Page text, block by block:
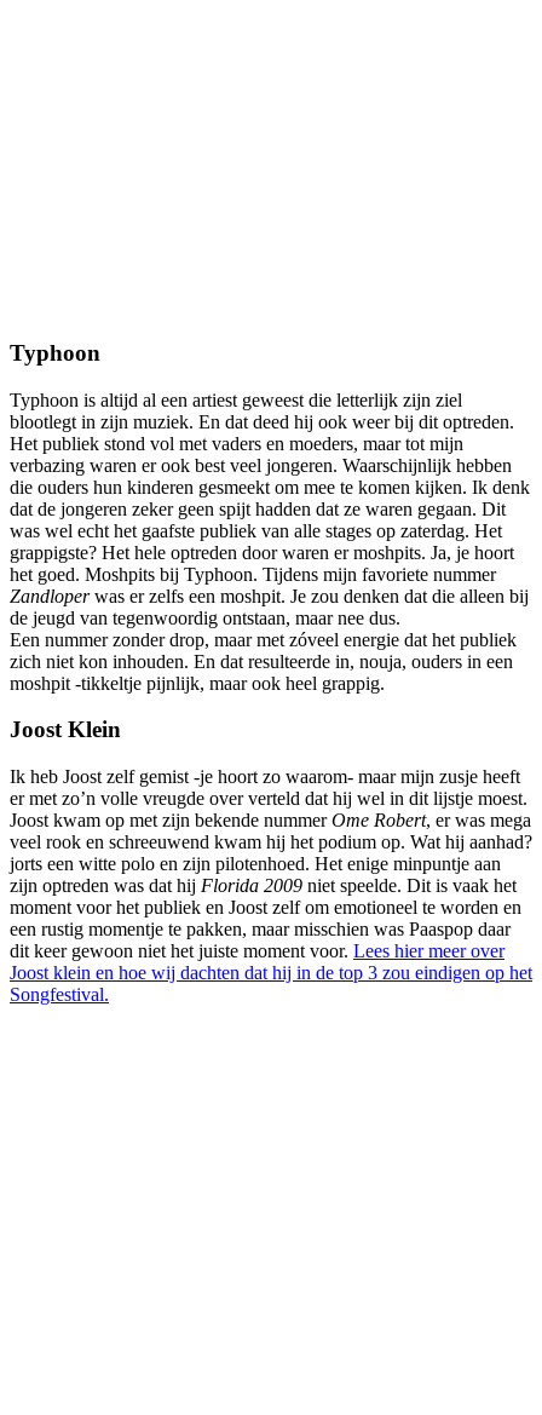
Typhoon
Typhoon is altijd al een artiest geweest die letterlijk zijn ziel
blootlegt in zijn muziek. En dat deed hij ook weer bij dit optreden.
Het publiek stond vol met vaders en moeders, maar tot mijn
verbazing waren er ook best veel jongeren. Waarschijnlijk hebben
die ouders hun kinderen gesmeekt om mee te komen kijken. Ik denk
dat de jongeren zeker geen spijt hadden dat ze waren gegaan. Dit
was wel echt het gaafste publiek van alle stages op zaterdag. Het
grappigste? Het hele optreden door waren er moshpits. Ja, je hoort
het goed. Moshpits bij Typhoon. Tijdens mijn favoriete nummer
Zandloperwas er zelfs een moshpit. Je zou denken dat die alleen bij
de jeugd van tegenwoordig ontstaan, maar nee dus.
Een nummer zonder drop, maar met zóveel energie dat het publiek
zich niet kon inhouden. En dat resulteerde in, nouja, ouders in een
moshpit -tikkeltje pijnlijk, maar ook heel grappig.
Joost Klein
Ik heb Joost zelf gemist -je hoort zo waarom- maar mijn zusje heeft
er met zo’n volle vreugde over verteld dat hij wel in dit lijstje moest.
Joost kwam op met zijn bekende nummerOme Robert, er was mega
veel rook en schreeuwend kwam hij het podium op. Wat hij aanhad?
jorts een witte polo en zijn pilotenhoed. Het enige minpuntje aan
zijn optreden was dat hij Florida 2009 niet speelde. Dit is vaak het
moment voor het publiek en Joost zelf om emotioneel te worden en
een rustig momentje te pakken, maar misschien was Paaspop daar
dit keer gewoon niet het juiste moment voor. Lees hier meer over
Joost klein en hoe wij dachten dat hij in de top 3 zou eindigen op het
Songfestival.